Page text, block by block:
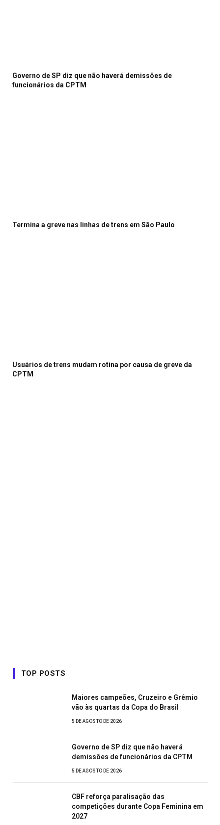
Governo de SP diz que não haverá demissões de
funcionários da CPTM
Termina a greve nas linhas de trens em São Paulo
Usuários de trens mudam rotina por causa de greve da
CPTM
TOP POSTS
Maiores campeões, Cruzeiro e Grêmio
vão às quartas da Copa do Brasil
5 DE AGOSTO DE 2026
Governo de SP diz que não haverá
demissões de funcionários da CPTM
5 DE AGOSTO DE 2026
CBF reforça paralisação das
competições durante Copa Feminina em
2027